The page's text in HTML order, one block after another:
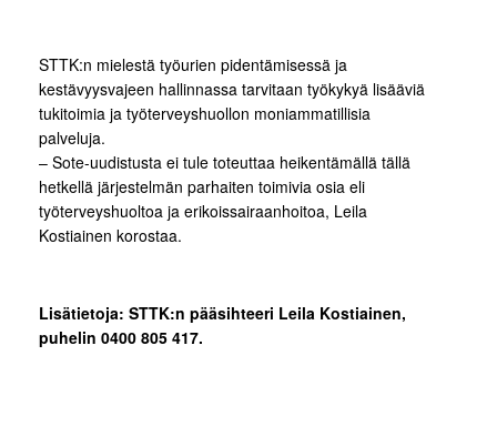
STTK:n mielestä työurien pidentämisessä ja
kestävyysvajeen hallinnassa tarvitaan työkykyä lisääviä
tukitoimia ja työterveyshuollon moniammatillisia
palveluja.
– Sote-uudistusta ei tule toteuttaa heikentämällä tällä
hetkellä järjestelmän parhaiten toimivia osia eli
työterveyshuoltoa ja erikoissairaanhoitoa, Leila
Kostiainen korostaa.
Lisätietoja: STTK:n pääsihteeri Leila Kostiainen,
puhelin 0400 805 417.